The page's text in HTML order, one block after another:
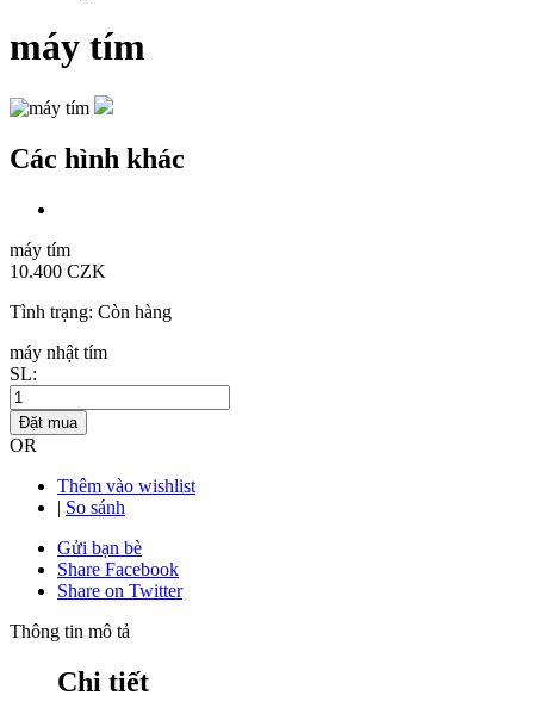
máy tím
Các hình khác
máy tím
10.400 CZK
Tình trạng: Còn hàng
máy nhật tím
SL:
Đặt mua
OR
Thêm vào wishlist
| So sánh
Gửi bạn bè
Share Facebook
Share on Twitter
Thông tin mô tả
Chi tiết